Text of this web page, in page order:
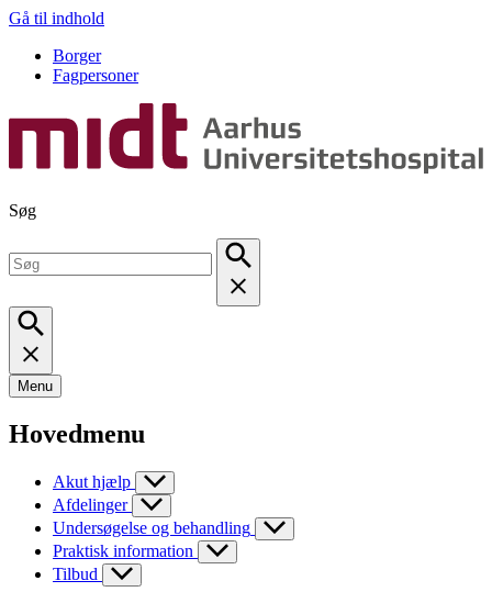
Gå til indhold
Borger
Fagpersoner
Søg
Menu
Hovedmenu
Akut hjælp
Afdelinger
Undersøgelse og behandling
Praktisk information
Tilbud